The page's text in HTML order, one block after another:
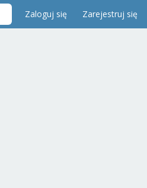
Zaloguj się Zarejestruj się